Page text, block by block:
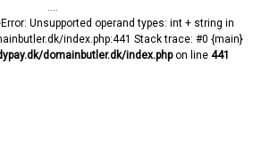
....
Unsupported operand types: int + string in
index.php:441 Stack trace: #0 {main}
domainbutler.dk/index.phpon line 441